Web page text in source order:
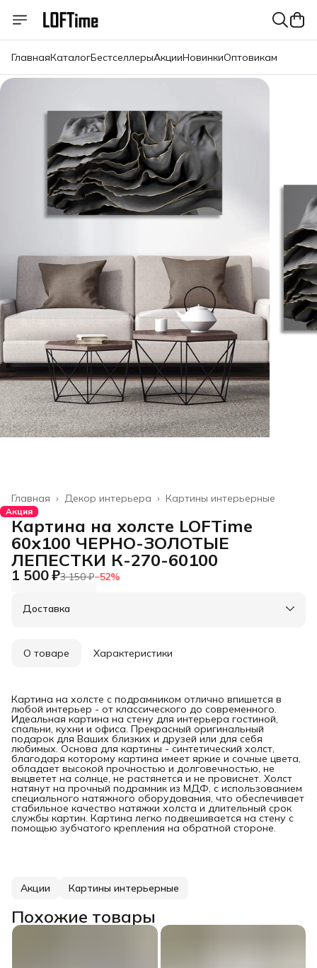
ГлавнаяКаталогБестселлерыАкцииНовинкиОптовикам
Картины интерьерные
Декор интерьера ›
Главная ›
Акция
Картина на холсте LOFTime
60х100 ЧЕРНО-ЗОЛОТЫЕ
ЛЕПЕСТКИ К-270-60100
1 500 ₽3 150 ₽−52%
Доставка
О товаре Характеристики
Картина на холсте с подрамником отлично впишется в
любой интерьер - от классического до современного.
Идеальная картина на стену для интерьера гостиной,
спальни, кухни и офиса. Прекрасный оригинальный
подарок для Ваших близких и друзей или для себя
любимых. Основа для картины - синтетический холст,
благодаря которому картина имеет яркие и сочные цвета,
обладает высокой прочностью и долговечностью, не
выцветет на солнце, не растянется и не провиснет. Холст
натянут на прочный подрамник из МДФ, с использованием
специального натяжного оборудования, что обеспечивает
стабильное качество натяжки холста и длительный срок
службы картин. Картина легко подвешивается на стену с
помощью зубчатого крепления на обратной стороне.
Акции Картины интерьерные
Похожие товары